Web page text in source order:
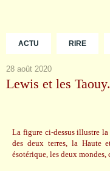
ACTU RIRE
28 août 2020
Lewis et les
La figure ci-dessus illustre
des deux terres, la Haute
ésotérique, les deux